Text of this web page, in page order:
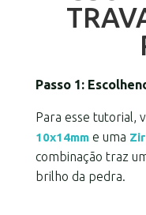
Passo 1:
Para esse tutorial,
10x14mme uma
combinação traz
brilho da pedra.